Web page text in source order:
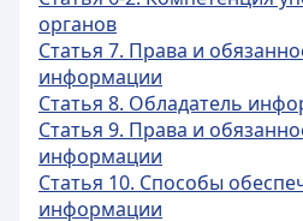
органов
Статья 7. Права и
информации
Статья 8. Обладатель
Статья 9. Права и
информации
Статья 10. Способы
информации